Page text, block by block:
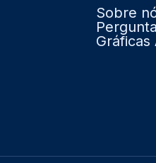
Sobre
Gráficas